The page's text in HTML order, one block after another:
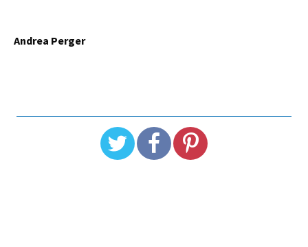
Andrea Perger